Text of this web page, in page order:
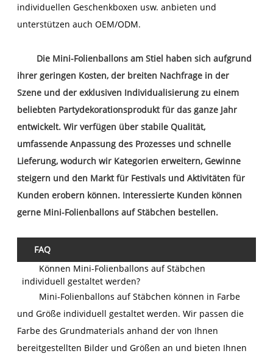
individuellen Geschenkboxen usw. anbieten und
unterstützen auch OEM/ODM.
Die Mini-Folienballons am Stiel haben sich aufgrund
ihrer geringen Kosten, der breiten Nachfrage in der
Szene und der exklusiven Individualisierung zu einem
beliebten Partydekorationsprodukt für das ganze Jahr
entwickelt. Wir verfügen über stabile Qualität,
umfassende Anpassung des Prozesses und schnelle
Lieferung, wodurch wir Kategorien erweitern, Gewinne
steigern und den Markt für Festivals und Aktivitäten für
Kunden erobern können. Interessierte Kunden können
gerne Mini-Folienballons auf Stäbchen bestellen.
FAQ
Können Mini-Folienballons auf Stäbchen
individuell gestaltet werden?
Mini-Folienballons auf Stäbchen können in Farbe
und Größe individuell gestaltet werden. Wir passen die
Farbe des Grundmaterials anhand der von Ihnen
bereitgestellten Bilder und Größen an und bieten Ihnen